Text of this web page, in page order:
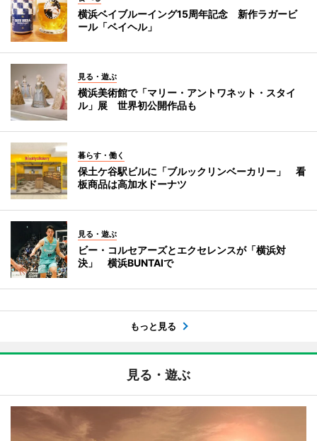
横浜ベイブルーイング15周年記念 新作ラガービ
ール「ベイヘル」
見る・遊ぶ
横浜美術館で「マリー・アントワネット・スタイ
ル」展 世界初公開作品も
暮らす・働く
保土ケ谷駅ビルに「ブルックリンベーカリー」 看
板商品は高加水ドーナツ
見る・遊ぶ
ビー・コルセアーズとエクセレンスが「横浜対
決」 横浜BUNTAIで
もっと見る
見る・遊ぶ